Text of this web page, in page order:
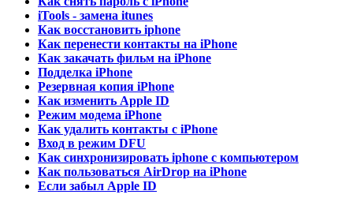
iTools - замена itunes
Как восстановить iphone
Как перенести контакты на iPhone
Как закачать фильм на iPhone
Подделка iPhone
Резервная копия iPhone
Как изменить Apple ID
Режим модема iPhone
Как удалить контакты с iPhone
Вход в режим DFU
Как синхронизировать iphone с компьютером
Как пользоваться AirDrop на iPhone
Если забыл Apple ID